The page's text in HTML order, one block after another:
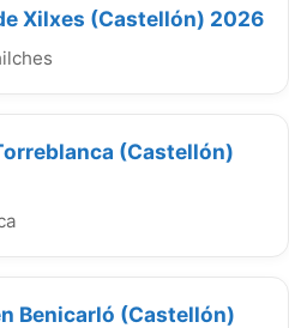
Xilxes (Castellón) 2026
(Castellón)
Benicarló (Castellón)